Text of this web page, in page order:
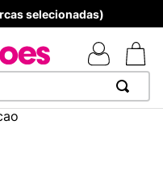
selecionadas)